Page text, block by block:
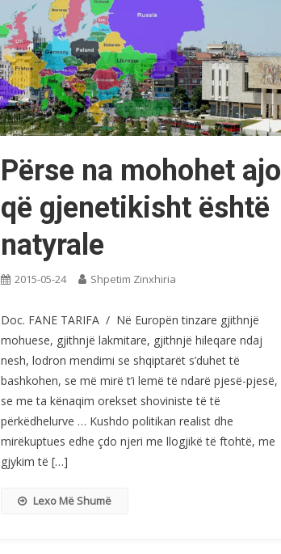
Përse na mohohet ajo
që gjenetikisht është
natyrale
2015-05-24 Shpetim Zinxhiria
Doc. FANE TARIFA / Në Europën tinzare gjithnjë
mohuese, gjithnjë lakmitare, gjithnjë hileqare ndaj
nesh, lodron mendimi se shqiptarët s’duhet të
bashkohen, se më mirë t’i lemë të ndarë pjesë-pjesë,
se me ta kënaqim orekset shoviniste të të
përkëdhelurve … Kushdo politikan realist dhe
mirëkuptues edhe çdo njeri me llogjikë të ftohtë, me
gjykim të […]
Lexo Më Shumë